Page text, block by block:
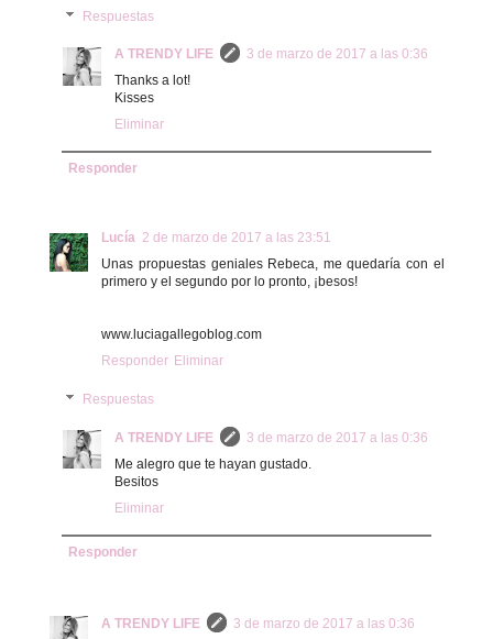
Respuestas
A TRENDY LIFE
3 de marzo de 2017 a las 0:36
Thanks a lot!
Kisses
Eliminar
Responder
Lucía 2 de marzo de 2017 a las 23:51
Unas propuestas geniales Rebeca, me quedaría con el
primero y el segundo por lo pronto, ¡besos!
www.luciagallegoblog.com
Responder Eliminar
Respuestas
A TRENDY LIFE
3 de marzo de 2017 a las 0:36
Me alegro que te hayan gustado.
Besitos
Eliminar
Responder
A TRENDY LIFE
3 de marzo de 2017 a las 0:36